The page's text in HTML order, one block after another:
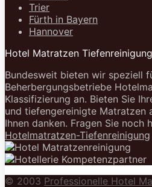
Trier
Fürth in Bayern
Hannover
Hotel Matratzen Tiefenreinigung
Bundesweit bieten wir speziell
Beherbergungsbetriebe
Klassifizierung an. Bieten Sie
und tiefengereinigte Matratzen
Ihnen danken. Fragen Sie noch
Hotelmatratzen-Tiefenreinigung
© 2003 Professionelle Hotel